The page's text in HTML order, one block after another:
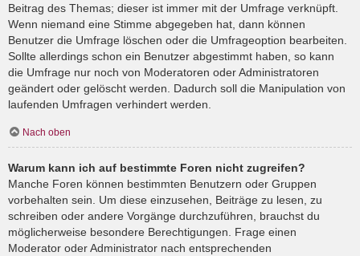
Beitrag des Themas; dieser ist immer mit der Umfrage verknüpft.
Wenn niemand eine Stimme abgegeben hat, dann können
Benutzer die Umfrage löschen oder die Umfrageoption bearbeiten.
Sollte allerdings schon ein Benutzer abgestimmt haben, so kann
die Umfrage nur noch von Moderatoren oder Administratoren
geändert oder gelöscht werden. Dadurch soll die Manipulation von
laufenden Umfragen verhindert werden.
Nach oben
Warum kann ich auf bestimmte Foren nicht zugreifen?
Manche Foren können bestimmten Benutzern oder Gruppen
vorbehalten sein. Um diese einzusehen, Beiträge zu lesen, zu
schreiben oder andere Vorgänge durchzuführen, brauchst du
möglicherweise besondere Berechtigungen. Frage einen
Moderator oder Administrator nach entsprechenden